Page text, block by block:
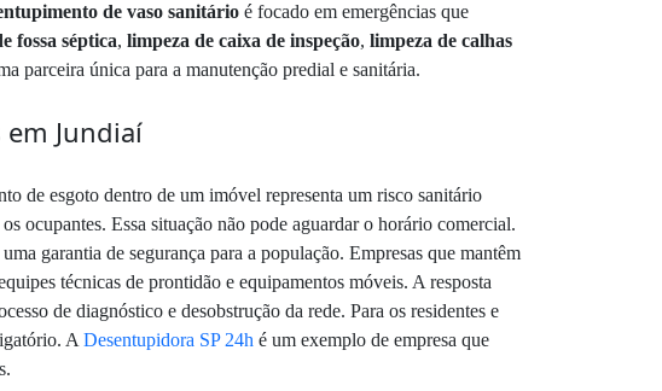
de vaso sanitário é focado em emergências que
fossa séptica, limpeza de caixa de inspeção, limpeza de calhas
parceira única para a manutenção predial e sanitária.
Jundiaí
de esgoto dentro de um imóvel representa um risco sanitário
ocupantes. Essa situação não pode aguardar o horário comercial.
garantia de segurança para a população. Empresas que mantêm
técnicas de prontidão e equipamentos móveis. A resposta
de diagnóstico e desobstrução da rede. Para os residentes e
A Desentupidora SP 24h é um exemplo de empresa que